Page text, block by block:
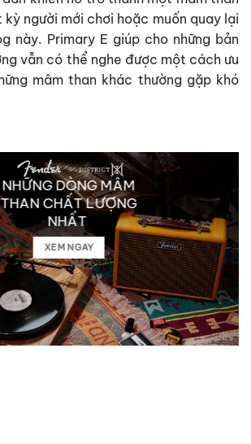
kỳ người mới chơi hoặc muốn quay lại
này. Primary E giúp cho những bản
vẫn có thể nghe được một cách ưu
mâm than khác thường gặp khó
NHỮNG DÒNG MÂM
THAN CHẤT LƯỢNG
NHẤT
XEM NGAY